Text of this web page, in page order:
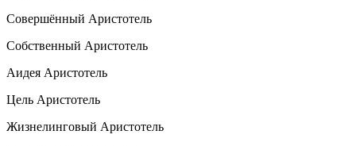
Совершённый Аристотель
Собственный Аристотель
Аидея Аристотель
Цель Аристотель
Жизнелинговый Аристотель